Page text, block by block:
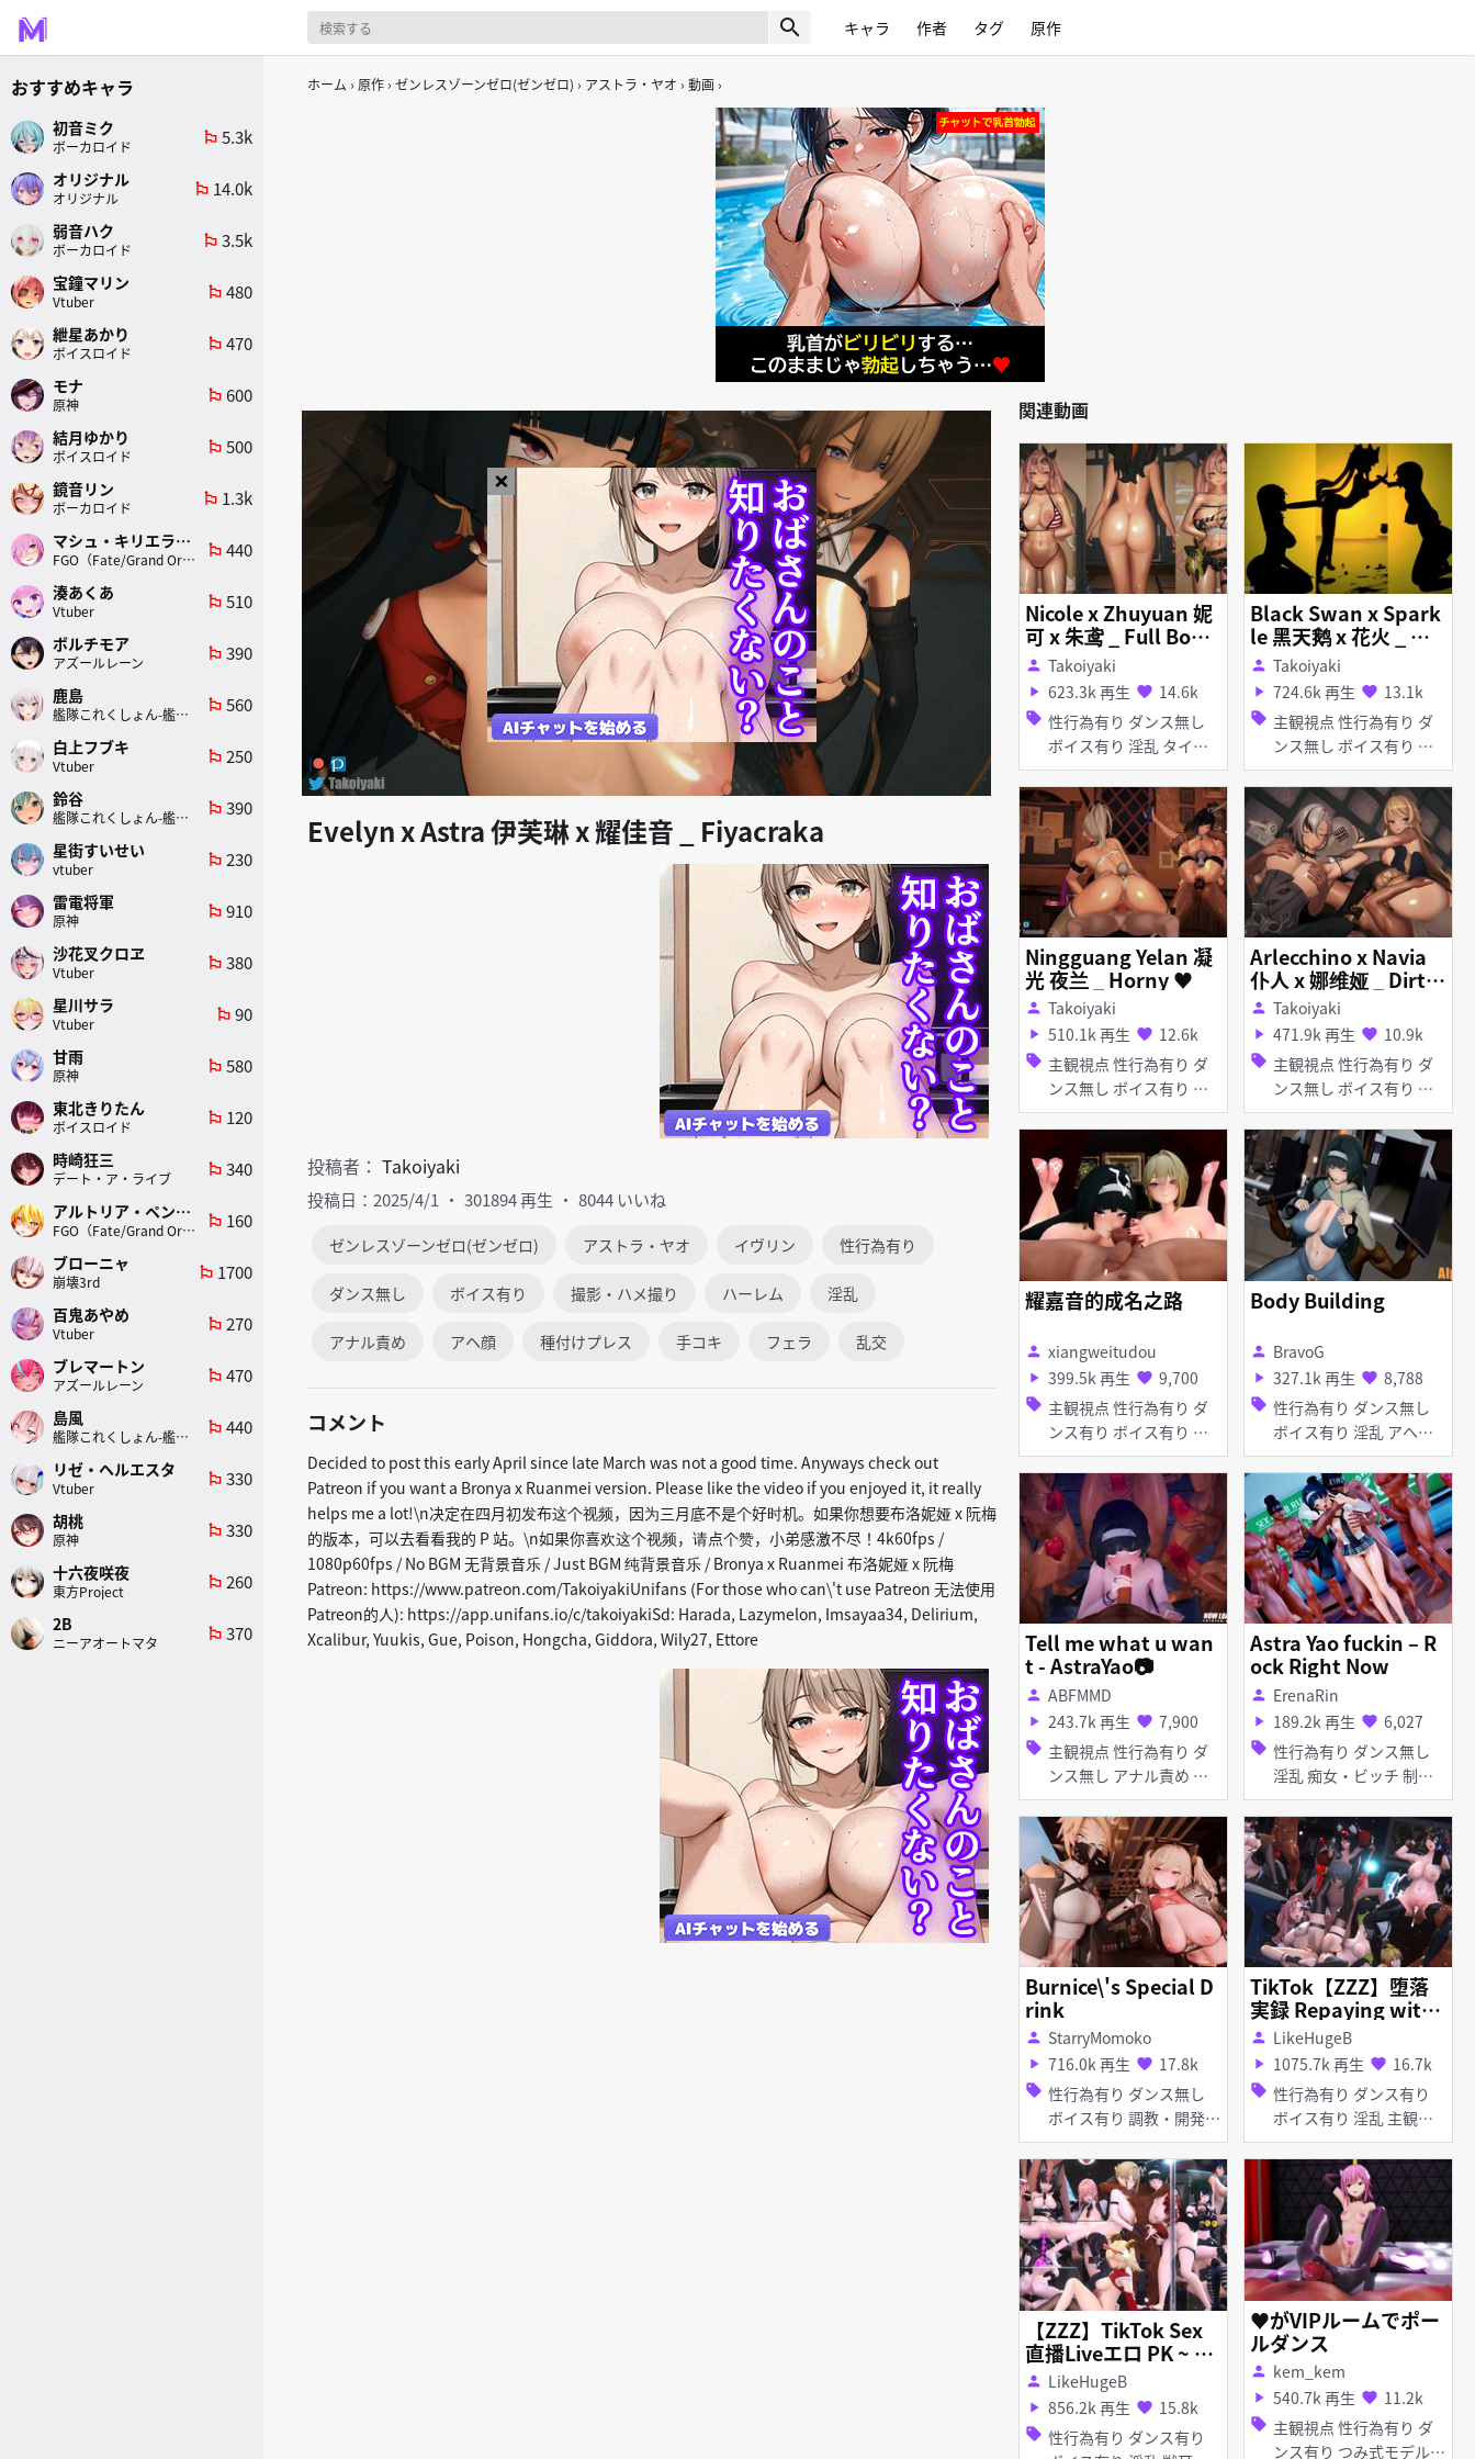
search キャラ 作者 タグ 原作
ホーム 原作 ゼンレスゾーンゼロ(ゼンゼロ) アストラ・ヤオ 動画
play_arrow
×
Evelyn x Astra 伊芙琳 x 耀佳音 _ Fiyacraka
投稿者： Takoiyaki
投稿日：2025/4/1 301894 再生 8044 いいね
ゼンレスゾーンゼロ(ゼンゼロ) アストラ・ヤオ イヴリン 性行為有り
ダンス無し ボイス有り 撮影・ハメ撮り ハーレム 淫乱
アナル責め アヘ顔 種付けプレス 手コキ フェラ 乱交
コメント
Decided to post this early April since late March was not a good time. Anyways check out
Patreon if you want a Bronya x Ruanmei version. Please like the video if you enjoyed it, it really
helps me a lot!\n决定在四月初发布这个视频，因为三月底不是个好时机。如果你想要布洛妮娅 x 阮梅
的版本，可以去看看我的 P 站。\n如果你喜欢这个视频，请点个赞，小弟感激不尽！4k60fps /
1080p60fps / No BGM 无背景音乐 / Just BGM 纯背景音乐 / Bronya x Ruanmei 布洛妮娅 x 阮梅
Patreon: https://www.patreon.com/TakoiyakiUnifans (For those who can\'t use Patreon 无法使用
Patreon的人): https://app.unifans.io/c/takoiyakiSd: Harada, Lazymelon, Imsayaa34, Delirium,
Xcalibur, Yuukis, Gue, Poison, Hongcha, Giddora, Wily27, Ettore
関連動画
Nicole x Zhuyuan 妮
可 x 朱鸢 _ Full Bodie
d
person Takoiyaki
play_arrow 623.3k 再生 favorite 14.6k
sell 性行為有り ダンス無し
ボイス有り 淫乱 タイ
ツ・ストッキング アヘ顔
種付けプレス 手コキ フ
ェラ 乱交
Black Swan x Spark
le 黑天鹅 x 花火 _ ア
イドル (Idol)
person Takoiyaki
play_arrow 724.6k 再生 favorite 13.1k
sell 主観視点 性行為有り ダ
ンス無し ボイス有り ア
ヘ顔 パイズリ 乱交 淫乱
Ningguang Yelan 凝
光 夜兰 _ Horny ♥
person Takoiyaki
play_arrow 510.1k 再生 favorite 12.6k
sell 主観視点 性行為有り ダ
ンス無し ボイス有り ハ
ーレム 異種姦 淫乱 巨乳
タイツ・ストッキング バ
ニーガール アヘ顔 お漏
らし・潮吹き ディープス
ロート パイズリ フェラ
乱交
Arlecchino x Navia
仆人 x 娜维娅 _ Dirty
Secret
person Takoiyaki
play_arrow 471.9k 再生 favorite 10.9k
sell 主観視点 性行為有り ダ
ンス無し ボイス有り 淫
乱 巨乳 アヘ顔 お漏ら
し・潮吹き 泥酔・酩酊
フェラ 乱交
耀嘉音的成名之路
person xiangweitudou
play_arrow 399.5k 再生 favorite 9,700
sell 主観視点 性行為有り ダ
ンス有り ボイス有り 援
交・売春 ハーレム 淫乱
タイツ・ストッキング デ
ィルド 足コキ アヘ顔 痴
女・ビッチ
Body Building
person BravoG
play_arrow 327.1k 再生 favorite 8,788
sell 性行為有り ダンス無し
ボイス有り 淫乱 アヘ顔
お漏らし・潮吹き
Tell me what u wan
t - AstraYao📷
person ABFMMD
play_arrow 243.7k 再生 favorite 7,900
sell 主観視点 性行為有り ダ
ンス無し アナル責め ア
ヘ顔 手コキ 乱交
Astra Yao fuckin – R
ock Right Now
person ErenaRin
play_arrow 189.2k 再生 favorite 6,027
sell 性行為有り ダンス無し
淫乱 痴女・ビッチ 制服
バイブ・ローター アナル
責め アヘ顔 イラマチオ
お漏らし・潮吹き 顔射
口内射精 フェラ 輪姦
Burnice\'s Special D
rink
person StarryMomoko
play_arrow 716.0k 再生 favorite 17.8k
sell 性行為有り ダンス無し
ボイス有り 調教・開発
百合・レズ 淫乱 ケモ ふ
たなり オナホ 目隠し ア
ヘ顔 お漏らし・潮吹き
拘束 手コキ 母乳・噴乳
TikTok【ZZZ】堕落
実録 Repaying with
the body squirting
Collection 肉償い潮
吹 Nicole ZhuYuan El
len
person LikeHugeB
play_arrow 1075.7k 再生 favorite 16.7k
sell 性行為有り ダンス有り
ボイス有り 淫乱 主観視
点 しっぽ マイクロ水着
アヘ顔 イラマチオ フェ
イブ・ローター アナル責
め
【ZZZ】TikTok Sex
直播Liveエロ PK ~ 全
員發情！生放送Every
one in Heat! 極致の
ギャップ—新艾利都肉
穴盛宴 New Eridu Liv
person LikeHugeB
play_arrow 856.2k 再生 favorite 15.8k
sell 性行為有り ダンス有り
♥がVIPルームでポー
ルダンス
person kem_kem
play_arrow 540.7k 再生 favorite 11.2k
sell 主観視点 性行為有り ダ
ンス有り つみ式モデル
おすすめキャラ
初音ミク
ボーカロイド
emoji_flags 5.3k
オリジナル
オリジナル
emoji_flags 14.0k
弱音ハク
ボーカロイド
emoji_flags 3.5k
宝鐘マリン
Vtuber
emoji_flags 480
紲星あかり
ボイスロイド
emoji_flags 470
モナ
原神
emoji_flags 600
結月ゆかり
ボイスロイド
emoji_flags 500
鏡音リン
ボーカロイド
emoji_flags 1.3k
マシュ・キリエライト
FGO（Fate/Grand Order）
emoji_flags 440
湊あくあ
Vtuber
emoji_flags 510
ボルチモア
アズールレーン
emoji_flags 390
鹿島
艦隊これくしょん-艦これ-
emoji_flags 560
白上フブキ
Vtuber
emoji_flags 250
鈴谷
艦隊これくしょん-艦これ-
emoji_flags 390
星街すいせい
vtuber
emoji_flags 230
雷電将軍
原神
emoji_flags 910
沙花叉クロヱ
Vtuber
emoji_flags 380
星川サラ
Vtuber
emoji_flags 90
甘雨
原神
emoji_flags 580
東北きりたん
ボイスロイド
emoji_flags 120
時崎狂三
デート・ア・ライブ
emoji_flags 340
アルトリア・ペンドラゴン(ランサー)
FGO（Fate/Grand Order）
emoji_flags 160
ブローニャ
崩壊3rd
emoji_flags 1700
百鬼あやめ
Vtuber
emoji_flags 270
ブレマートン
アズールレーン
emoji_flags 470
島風
艦隊これくしょん-艦これ-
emoji_flags 440
リゼ・ヘルエスタ
Vtuber
emoji_flags 330
胡桃
原神
emoji_flags 330
十六夜咲夜
東方Project
emoji_flags 260
2B
ニーアオートマタ
emoji_flags 370